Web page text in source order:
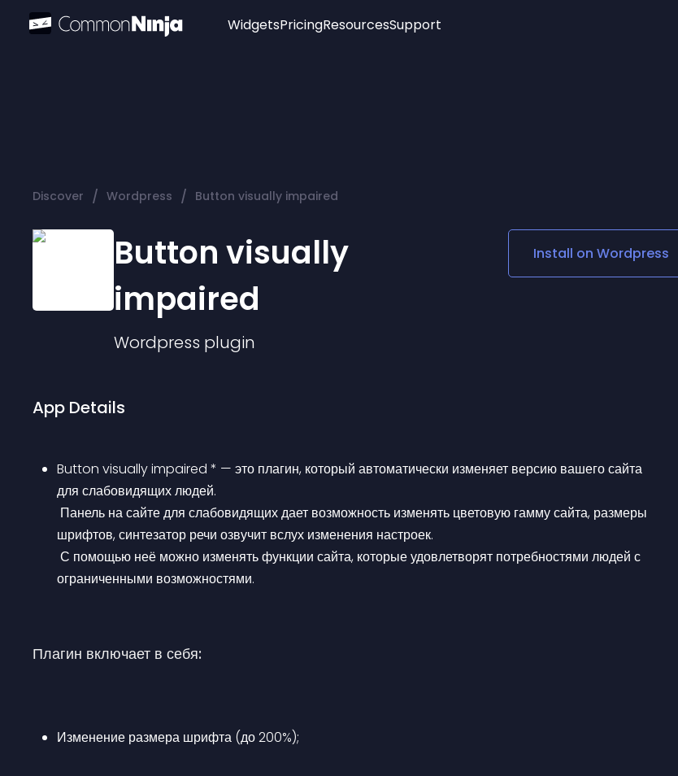
Widgets
Audio Player
Logo
Social Media Links
Lottie Player
PricingResourcesSupport
Discover / Wordpress / Button visually impaired
Button visually
impaired
Wordpress plugin
Install on Wordpress
App Details
Button visually impaired * — это плагин, который автоматически изменяет версию вашего сайта
для слабовидящих людей.
шрифтов, синтезатор речи озвучит вслух изменения настроек.
ограниченными возможностями.
Плагин включает в себя:
Изменение размера шрифта (до 200%);